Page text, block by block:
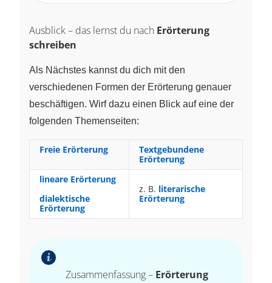
Ausblick – das lernst du nach Erörterung
schreiben
Als Nächstes kannst du dich mit den
verschiedenen Formen der Erörterung genauer
beschäftigen. Wirf dazu einen Blick auf eine der
folgenden Themenseiten:
Freie Erörterung
Textgebundene
Erörterung
lineare Erörterung
dialektische
Erörterung
z. B. literarische
Erörterung
Zusammenfassung – Erörterung